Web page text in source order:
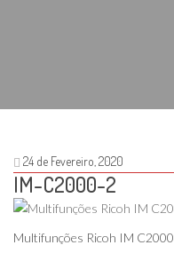
24 de Fevereiro, 2020
IM-C2000-2
Multifunções Ricoh IM C2000